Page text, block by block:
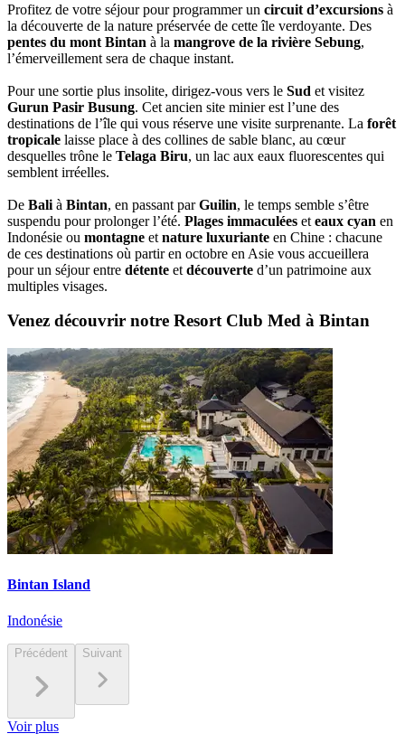
Profitez de votre séjour pour programmer un circuit d’excursions à
la découverte de la nature préservée de cette île verdoyante. Des
pentes du mont Bintan à la mangrove de la rivière Sebung,
l’émerveillement sera de chaque instant.
Pour une sortie plus insolite, dirigez-vous vers le Sud et visitez
Gurun Pasir Busung. Cet ancien site minier est l’une des
destinations de l’île qui vous réserve une visite surprenante. La forêt
tropicale laisse place à des collines de sable blanc, au cœur
desquelles trône le Telaga Biru, un lac aux eaux fluorescentes qui
semblent irréelles.
De Bali à Bintan, en passant parGuilin, le temps semble s’être
suspendu pour prolonger l’été. Plages immaculées et eaux cyan en
Indonésie ou montagne et nature luxuriante en Chine : chacune
de ces destinations où partir en octobre en Asie vous accueillera
pour un séjour entre détente et découverte d’un patrimoine aux
multiples visages.
Venez découvrir notre Resort Club Med à Bintan
Bintan Island
Indonésie
Précédent Suivant
Voir plus